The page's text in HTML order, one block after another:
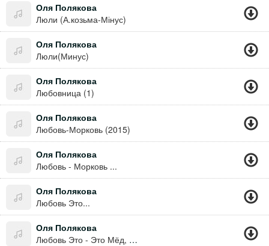
Оля Полякова
Люли (А.козьма-Мінус)
Оля Полякова
Люли(Минус)
Оля Полякова
Любовница (1)
Оля Полякова
Любовь-Морковь (2015)
Оля Полякова
Любовь - Морковь ...
Оля Полякова
Любовь Это...
Оля Полякова
Любовь Это - Это Мёд, Любовь - Это Яд, Любовь - Это Фразы Невпопад, Её Не Купить, Её Не Продать, Не Променять. Любовь Это - Рай, Любовь - Это Ад. Любовь - Это Выстрел Наугад. Как Сладка Соль, Приятная Боль Моя Любовь.